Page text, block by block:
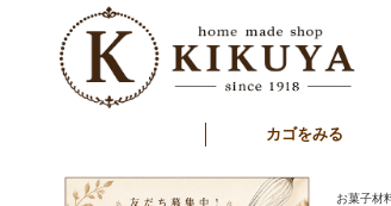
カゴをみる
お菓子材